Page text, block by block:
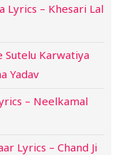
Lyrics – Khesari Lal
Sutelu Karwatiya
Yadav
– Neelkamal
Lyrics – Chand Ji